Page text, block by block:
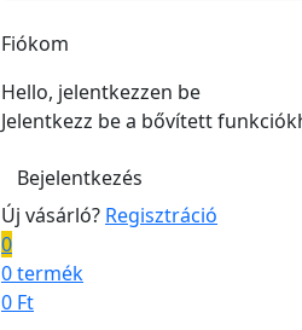
Fiókom
Hello, jelentkezzen be
Jelentkezz be a bővített
Bejelentkezés
Új vásárló? Regisztráció
0
0 termék
0 Ft